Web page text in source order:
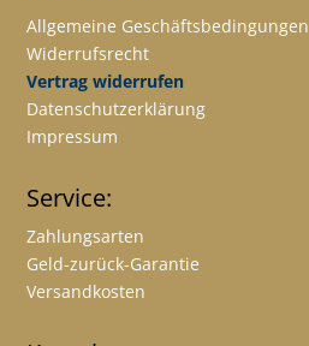
Allgemeine Geschäftsbedingungen
Widerrufsrecht
Vertrag widerrufen
Datenschutzerklärung
Impressum
Service:
Zahlungsarten
Geld-zurück-Garantie
Versandkosten